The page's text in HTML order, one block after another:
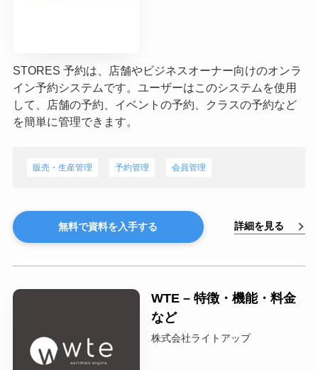
STORES 予約は、店舗やビジネスオーナー向けのオンラ
イン予約システムです。ユーザーはこのシステムを使用
して、店舗の予約、イベントの予約、クラスの予約など
を簡単に管理できます。
販売・生産管理 予約管理 会員管理
無料で資料を入手する 詳細を見る
WTE – 特徴・機能・料金
など
株式会社ライトアップ